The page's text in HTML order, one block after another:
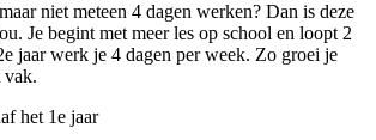
niet meteen 4 dagen werken? Dan is deze
Je begint met meer les op school en loopt 2
jaar werk je 4 dagen per week. Zo groei je
vak.
het 1e jaar